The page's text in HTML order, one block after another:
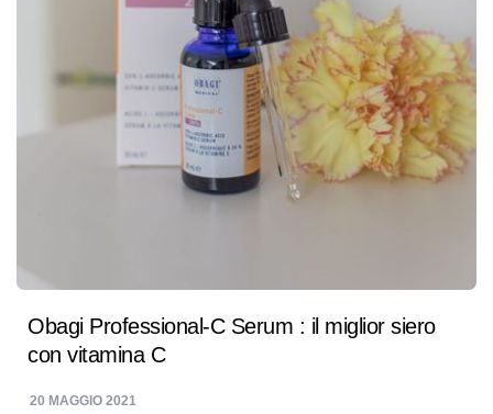
Obagi Professional-C Serum : il miglior siero
con vitamina C
20 MAGGIO 2021